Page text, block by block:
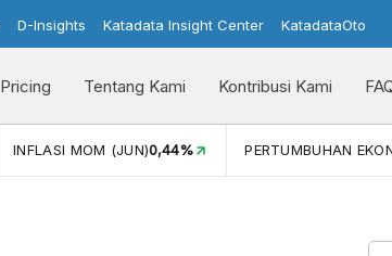
D-Insights Katadata Insight Center KatadataOto
Pricing Tentang Kami Kontribusi Kami
INFLASI MOM (JUN)0,44% PERTUMBUHAN